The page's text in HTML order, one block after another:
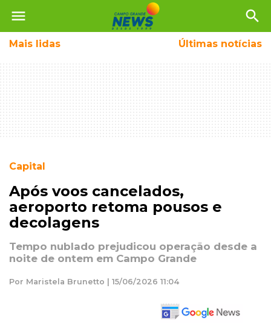
menu search
Mais lidas Últimas notícias
Capital
Após voos cancelados,
aeroporto retoma pousos e
decolagens
Tempo nublado prejudicou operação desde a
noite de ontem em Campo Grande
Por Maristela Brunetto | 15/06/2026 11:04